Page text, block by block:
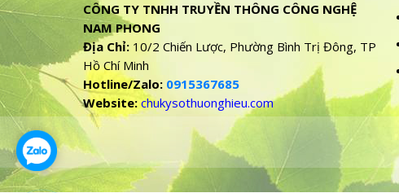
CÔNG TY TNHH TRUYỀN THÔNG CÔNG NGHỆ
NAM PHONG
Địa Chỉ: 10/2 Chiến Lược, Phường Bình Trị Đông, TP
Hồ Chí Minh
Hotline/Zalo: 0915367685
Website: chukysothuonghieu.com